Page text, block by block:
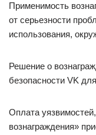
Применимость
от серьезности
использования,
Решение о
безопасности VK
Оплата
вознаграждения»